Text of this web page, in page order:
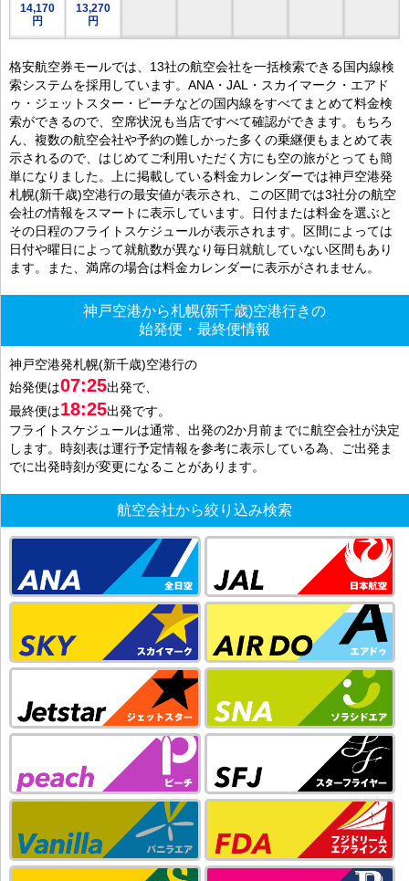
14,170
円
13,270
円
格安航空券モールでは、13社の航空会社を一括検索できる国内線検
索システムを採用しています。ANA・JAL・スカイマーク・エアド
ゥ・ジェットスター・ピーチなどの国内線をすべてまとめて料金検
索ができるので、空席状況も当店ですべて確認ができます。もちろ
ん、複数の航空会社や予約の難しかった多くの乗継便もまとめて表
示されるので、はじめてご利用いただく方にも空の旅がとっても簡
単になりました。上に掲載している料金カレンダーでは神戸空港発
札幌(新千歳)空港行の最安値が表示され、この区間では3社分の航空
会社の情報をスマートに表示しています。日付または料金を選ぶと
その日程のフライトスケジュールが表示されます。区間によっては
日付や曜日によって就航数が異なり毎日就航していない区間もあり
ます。また、満席の場合は料金カレンダーに表示がされません。
神戸空港から札幌(新千歳)空港行きの
始発便・最終便情報
神戸空港発札幌(新千歳)空港行の
始発便は07:25出発で、
最終便は18:25出発です。
フライトスケジュールは通常、出発の2か月前までに航空会社が決定
します。時刻表は運行予定情報を参考に表示している為、ご出発ま
でに出発時刻が変更になることがあります。
航空会社から絞り込み検索